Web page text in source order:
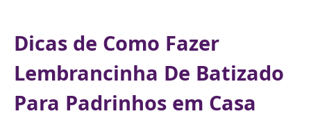
Dicas de Como Fazer
Lembrancinha De Batizado
Para Padrinhos em Casa